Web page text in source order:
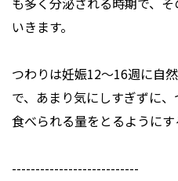
いきます。
つわりは妊娠12～16週に自
で、あまり気にしすぎずに
食べられる量をとるようにす
---------------------------